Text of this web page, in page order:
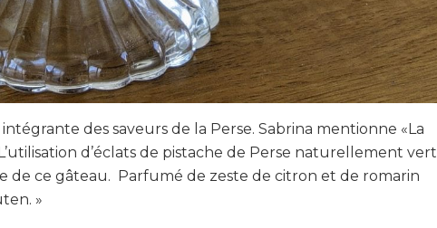
des saveurs de la Perse. Sabrina mentionne «La
d’éclats de pistache de Perse naturellement vert
de ce gâteau. Parfumé de zeste de citron et de romarin
»